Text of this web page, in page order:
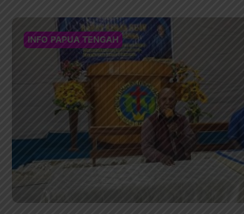
INFO PAPUA TENGAH